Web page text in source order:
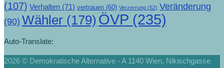
(107) Verhalten (71) vertrauen (60) Verzerrung (52) Veränderung
(90) Wähler (179) ÖVP (235)
Auto-Translate:
2026 © Demokratische Alternative - A 1140 Wien, Nikischgasse